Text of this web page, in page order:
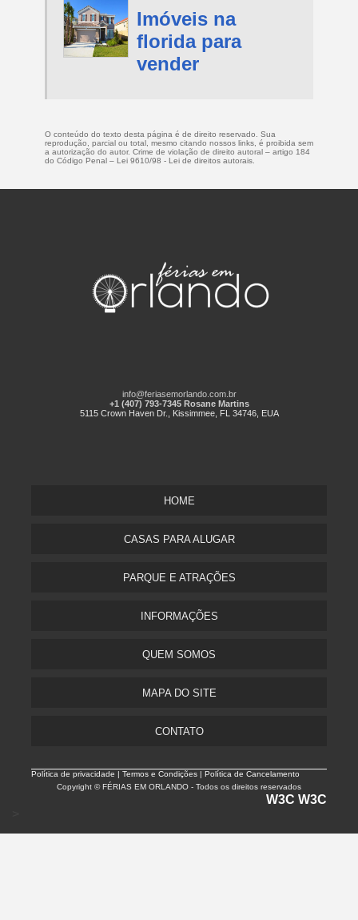
Imóveis na
florida para
vender
O conteúdo do texto desta página é de direito reservado. Sua
reprodução, parcial ou total, mesmo citando nossos links, é proibida sem
a autorização do autor. Crime de violação de direito autoral – artigo 184
do Código Penal – Lei 9610/98 - Lei de direitos autorais
info@feriasemorlando.com.br
+1 (407) 793-7345 Rosane Martins
5115 Crown Haven Dr., Kissimmee, FL 34746, EUA
HOME
CASAS PARA ALUGAR
PARQUE E ATRAÇÕES
INFORMAÇÕES
QUEM SOMOS
MAPA DO SITE
CONTATO
Política de privacidade |Termos e Condições | Política de Cancelamento
Copyright © FÉRIAS EM ORLANDO - Todos os direitos reservados
W3C W3C